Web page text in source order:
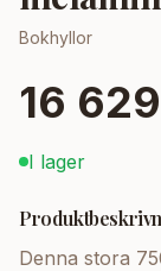
Bokhyllor
16
I lager
Denna stora